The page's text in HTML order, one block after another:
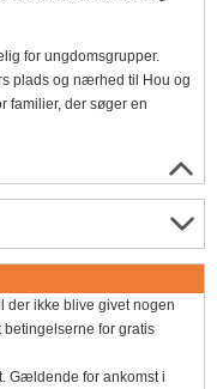
for ungdomsgrupper.
plads og nærhed til Hou og
familier, der søger en
der ikke blive givet nogen
betingelserne for gratis
Gældende for ankomst i